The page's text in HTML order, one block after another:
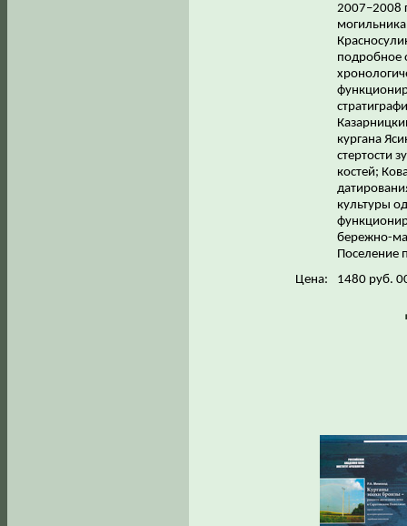
2007–2008
подробное
кургана
стертости
костей;
культуры
бережно-
Поселение
Цена:
1480 руб.